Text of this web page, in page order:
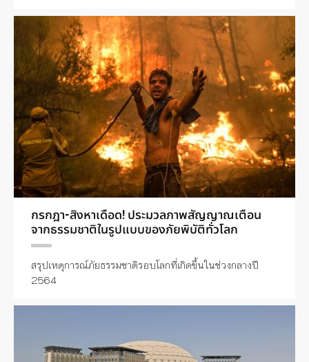
กรกฎา-สิงหาเดือด! ประมวลภาพสัญญาณเตือน
จากธรรมชาติในรูปแบบของภัยพิบัติทั่วโลก
สรุปเหตุการณ์ภัยธรรมชาติรอบโลกที่เกิดขึ้นในช่วงกลางปี
2564